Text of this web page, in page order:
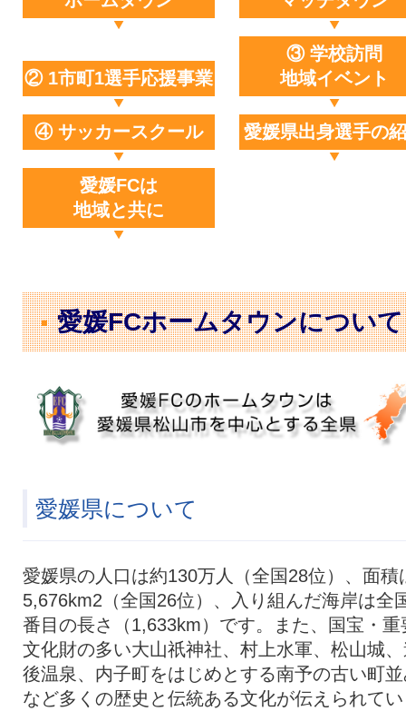
② 1市町1選手応援事業
③ 学校訪問
地域イベント
④ サッカースクール 愛媛県出身選手の
愛媛FCは
地域と共に
愛媛FCホームタウンについて
愛媛県について
愛媛県の人口は約130万人（全国28位）、面積
5,676km2（全国26位）、入り組んだ海岸は全
番目の長さ（1,633km）です。また、国宝・重
文化財の多い大山祇神社、村上水軍、松山城
後温泉、内子町をはじめとする南予の古い町
など多くの歴史と伝統ある文化が伝えられて